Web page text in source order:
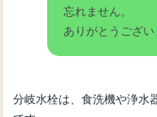
忘れません。
ありがとうござい
分岐水栓は、食洗機や浄水